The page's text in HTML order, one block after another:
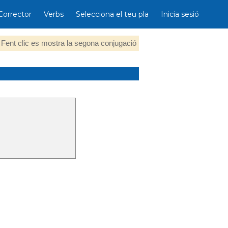
Verbs Selecciona el teu pla Inicia sesió
Fent clic es mostra la segona conjugació